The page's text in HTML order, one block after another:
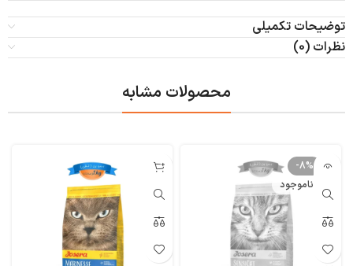
توضیحات تکمیلی
نظرات (0)
محصولات مشابه
-8%
ناموجود